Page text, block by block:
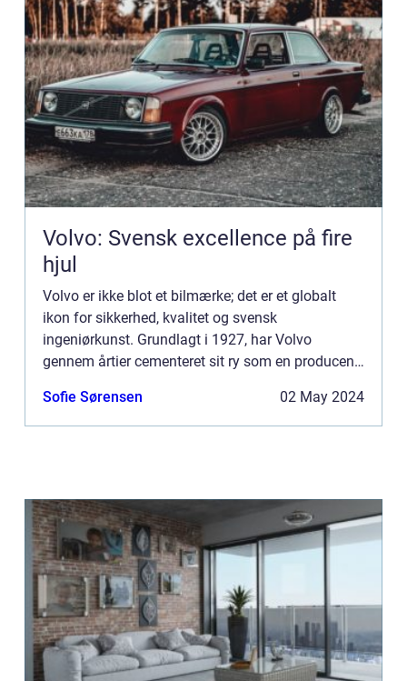
Volvo: Svensk excellence på fire
hjul
Volvo er ikke blot et bilmærke; det er et globalt
ikon for sikkerhed, kvalitet og svensk
ingeniørkunst. Grundlagt i 1927, har Volvo
gennem årtier cementeret sit ry som en producent
de tidlige dage ...
Sofie Sørensen 02 May 2024